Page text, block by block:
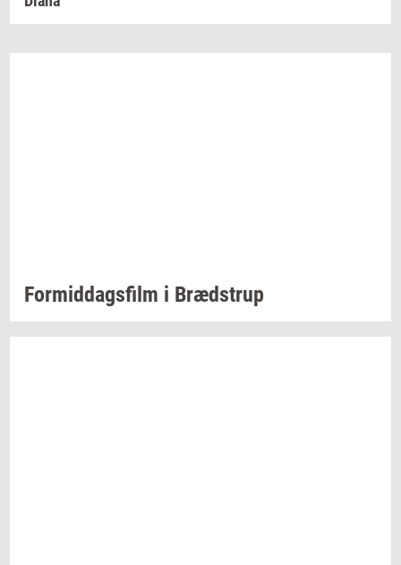
For­mid­dags­film i Bræd­strup